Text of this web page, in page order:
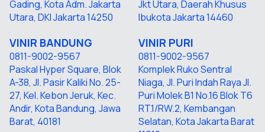
Gading, Kota Adm. Jakarta
Utara, DKI Jakarta 14250
Jkt Utara, Daerah Khusus
Ibukota Jakarta 14460
VINIR BANDUNG
0811-9002-9567
Paskal Hyper Square, Blok
A-38, Jl. Pasir Kaliki No. 25-
27, Kel. Kebon Jeruk, Kec.
Andir, Kota Bandung, Jawa
Barat, 40181
VINIR PURI
0811-9002-9567
Komplek Ruko Sentral
Niaga, Jl. Puri Indah Raya Jl.
Puri Molek B1 No.16 Blok T6
RT.1/RW.2, Kembangan
Selatan, Kota Jakarta Barat